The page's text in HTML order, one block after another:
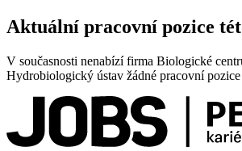
Aktuální pracovní pozice
V současnosti nenabízí firma Biologické
Hydrobiologický ústav žádné pracovní pozice